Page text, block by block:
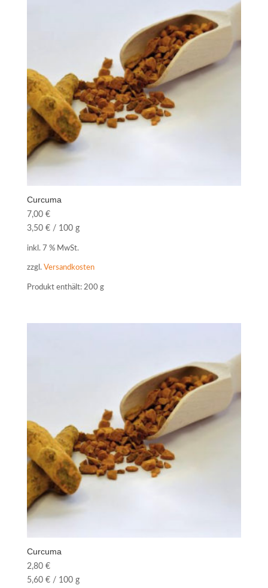
Curcuma
7,00 €
3,50 €/ 100 g
inkl. 7 % MwSt.
zzgl. Versandkosten
Produkt enthält: 200 g
Curcuma
2,80 €
5,60 €/ 100 g